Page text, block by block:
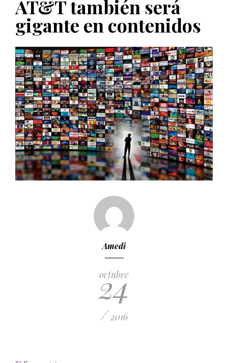
PUBLICADO EL 5 ENERO, 2023
AT&T también será
gigante en contenidos
Amedi
octubre
24
/ 2016